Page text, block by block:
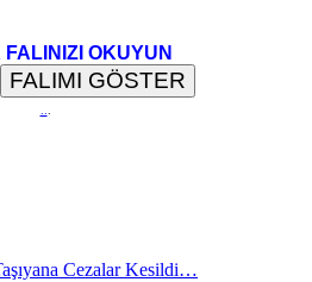
OKUYUN
...
Cezalar Kesildi…